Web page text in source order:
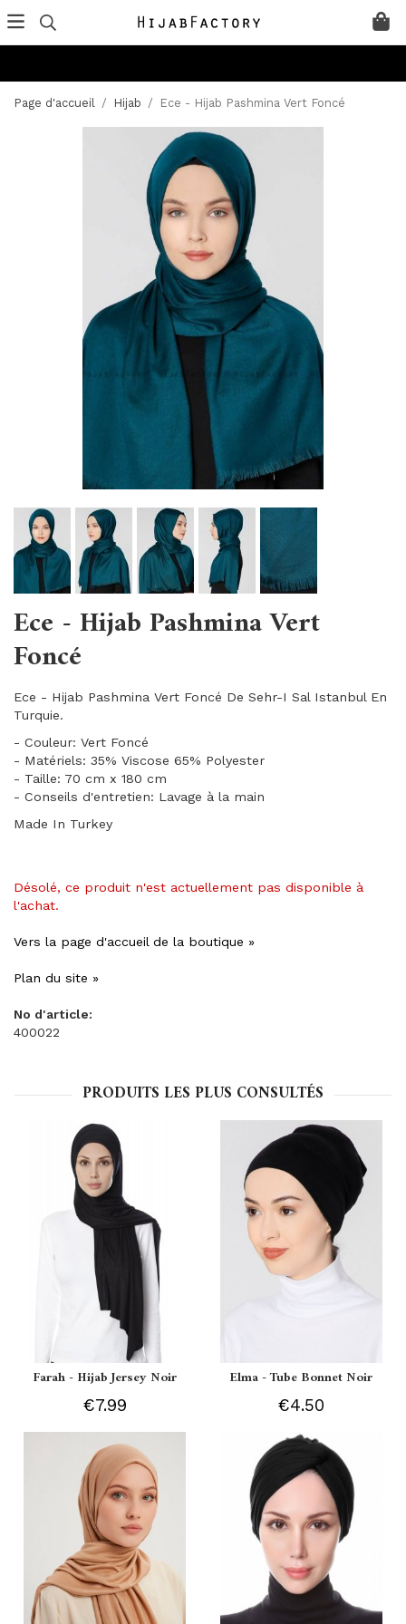
Page d'accueil / Hijab / Ece - Hijab Pashmina Vert Foncé
Ece - Hijab Pashmina Vert
Foncé
Ece - Hijab Pashmina Vert Foncé De Sehr-I Sal Istanbul En
Turquie.
- Couleur: Vert Foncé
- Matériels: 35% Viscose 65% Polyester
- Taille: 70 cm x 180 cm
- Conseils d'entretien: Lavage à la main
Made In Turkey
Désolé, ce produit n'est actuellement pas disponible à
l'achat.
Vers la page d'accueil de la boutique »
Plan du site »
No d'article:
400022
PRODUITS LES PLUS CONSULTÉS
Farah - Hijab Jersey Noir
€7.99
Elma - Tube Bonnet Noir
€4.50